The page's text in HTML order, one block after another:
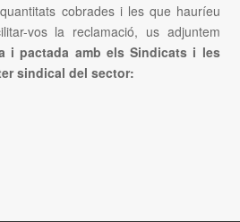
cobrades i les que hauríeu
vos la reclamació, us adjuntem
i pactada amb els Sindicats i les
sindical del sector: